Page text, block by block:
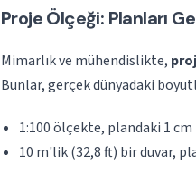
Proje Ölçeği: Planları
Mimarlık ve mühendislikte,
Bunlar, gerçek dünyadaki
1:100 ölçekte, plandaki 1
10 m'lik (32,8 ft) bir duvar,